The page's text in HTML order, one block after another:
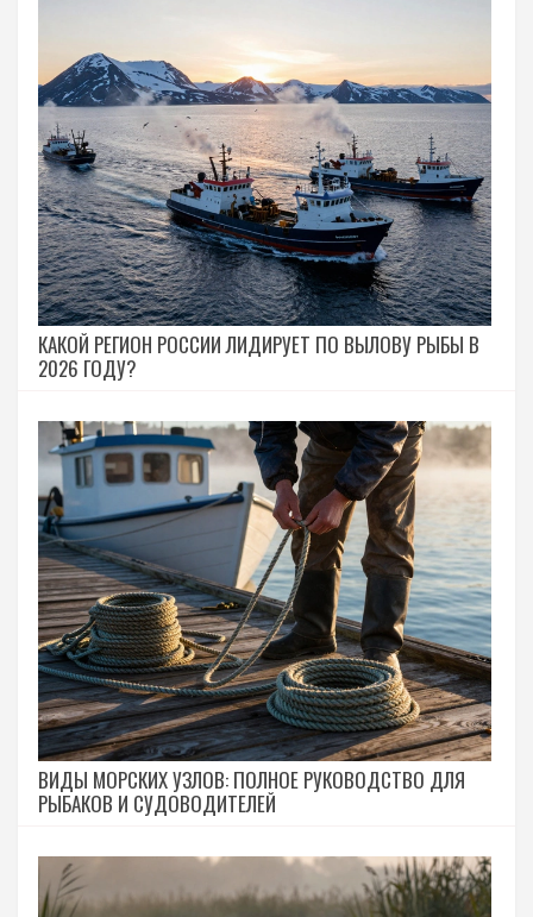
КАКОЙ РЕГИОН РОССИИ ЛИДИРУЕТ ПО ВЫЛОВУ РЫБЫ В
2026 ГОДУ?
ВИДЫ МОРСКИХ УЗЛОВ: ПОЛНОЕ РУКОВОДСТВО ДЛЯ
РЫБАКОВ И СУДОВОДИТЕЛЕЙ